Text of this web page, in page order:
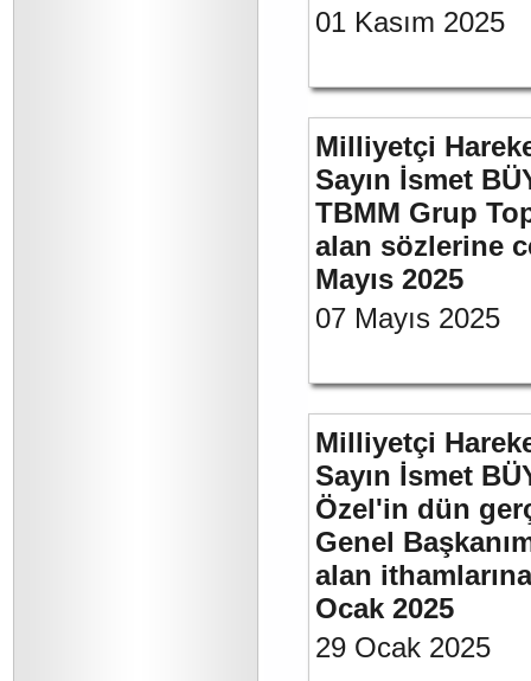
01 Kasım 2025
Milliyetçi
Sayın İsmet
TBMM Grup
alan sözlerine
Mayıs 2025
07 Mayıs 2025
Milliyetçi
Sayın İsmet
Özel'in dün
Genel
alan ithamlarına
Ocak 2025
29 Ocak 2025